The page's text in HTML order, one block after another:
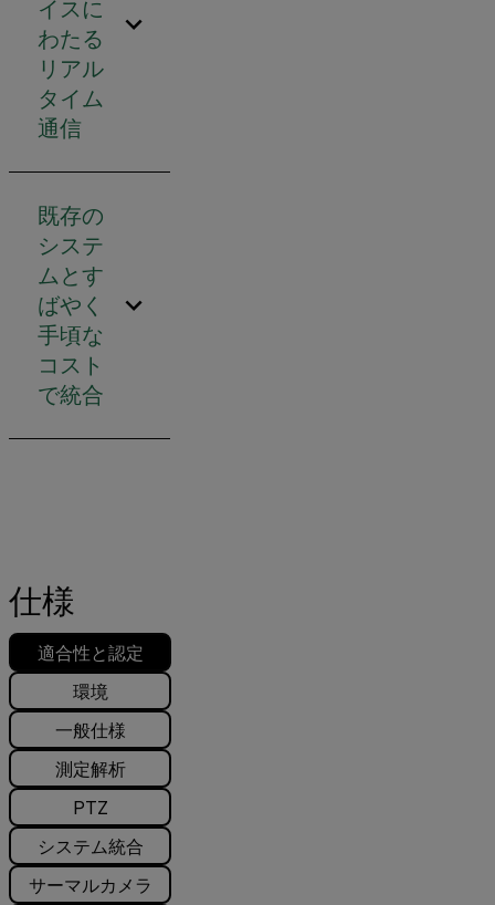
イスに
わたる
リアル
タイム
通信
既存の
システ
ムとす
ばやく
手頃な
コスト
で統合
仕様
適合性と認定
環境
一般仕様
測定解析
PTZ
システム統合
サーマルカメラ